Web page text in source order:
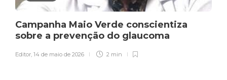
Campanha Maio Verde conscientiza
sobre a prevenção do glaucoma
Editor, 14 de maio de 2026 2 min